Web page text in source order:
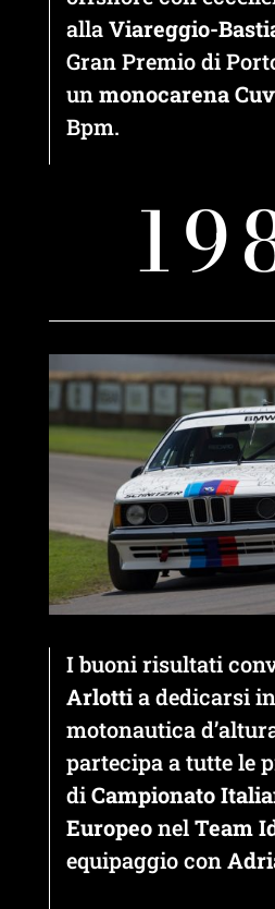
allaViareggio-
Gran Premio di
unmonocarena Cuv
Bpm.
I buoni risultati
Arlottia dedicarsi
motonautica
partecipa a tutte le
diCampionato
EuropeonelTeam
equipaggio con